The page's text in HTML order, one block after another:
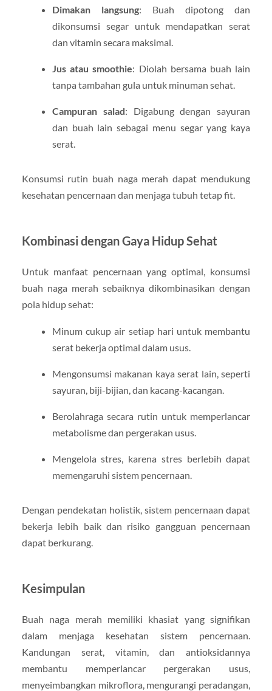
Dimakan langsung: Buah dipotong dan
dikonsumsi segar untuk mendapatkan serat
dan vitamin secara maksimal.
Jus atau smoothie: Diolah bersama buah lain
tanpa tambahan gula untuk minuman sehat.
Campuran salad: Digabung dengan sayuran
dan buah lain sebagai menu segar yang kaya
serat.
Konsumsi rutin buah naga merah dapat mendukung
kesehatan pencernaan dan menjaga tubuh tetap fit.
Kombinasi dengan Gaya Hidup Sehat
Untuk manfaat pencernaan yang optimal, konsumsi
buah naga merah sebaiknya dikombinasikan dengan
pola hidup sehat:
Minum cukup air setiap hari untuk membantu
serat bekerja optimal dalam usus.
Mengonsumsi makanan kaya serat lain, seperti
sayuran, biji-bijian, dan kacang-kacangan.
Berolahraga secara rutin untuk memperlancar
metabolisme dan pergerakan usus.
Mengelola stres, karena stres berlebih dapat
memengaruhi sistem pencernaan.
Dengan pendekatan holistik, sistem pencernaan dapat
bekerja lebih baik dan risiko gangguan pencernaan
dapat berkurang.
Kesimpulan
Buah naga merah memiliki khasiat yang signifikan
dalam menjaga kesehatan sistem pencernaan.
Kandungan serat, vitamin, dan antioksidannya
membantu memperlancar pergerakan usus,
menyeimbangkan mikroflora, mengurangi peradangan,